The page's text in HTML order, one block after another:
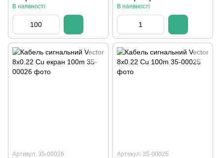
В наявності В наявності
Артикул: 35-00026 Артикул: 35-00025